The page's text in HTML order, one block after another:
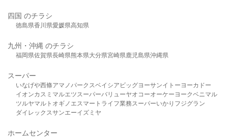
四国 のチラシ
徳島県香川県愛媛県高知県
九州・沖縄 のチラシ
福岡県佐賀県長崎県熊本県大分県宮崎県鹿児島県沖縄県
スーパー
いなげや西條アマノパークスベイシア ビッグヨーサンイトーヨーカドー
イオンカスミ マルエツスーパーバリューヤオコーオーケー ヨークベニマル
ツルヤマルト オギノ エスマート ライフ業務スーパーいかり フジグラン
ダイレックスサンエーイズミヤ
ホームセンター